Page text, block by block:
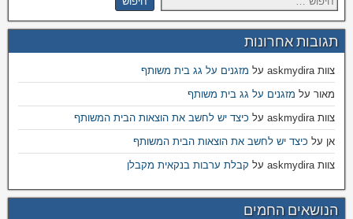
תגובות אחרונות
צוות askmydira על מזגנים על גג בית משותף
מאור על מזגנים על גג בית משותף
צוות askmydira
על כיצד יש לחשב את הוצאות הבית המשותף
אן על כיצד יש לחשב את הוצאות הבית המשותף
צוות askmydira
על קבלת ערבות בנקאית מקבלן
הנושאים החמים